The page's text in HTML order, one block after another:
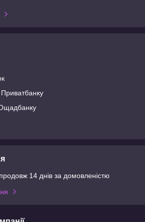
14 днів за домовленістю